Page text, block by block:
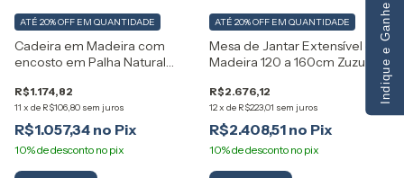
Cadeira em Madeira com
encosto em Palha Natural
R$1.174,82
11 x de R$106,80 sem juros
ATÉ 20% OFF EM QUANTIDADE
R$1.057,34
Mesa de Jantar Extensível em
Madeira 120 a 160cm Zuzu
R$2.676,12
12x de R$223,01 sem juros
ATÉ 20% OFF EM QUANTIDADE
R$2.408,51
Indique e Ganhe